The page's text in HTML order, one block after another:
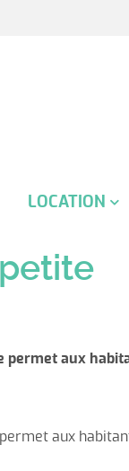
LOCATION
permet aux
aux